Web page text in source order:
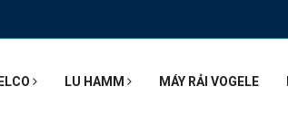
LU HAMM MÁY RẢI VOGELE